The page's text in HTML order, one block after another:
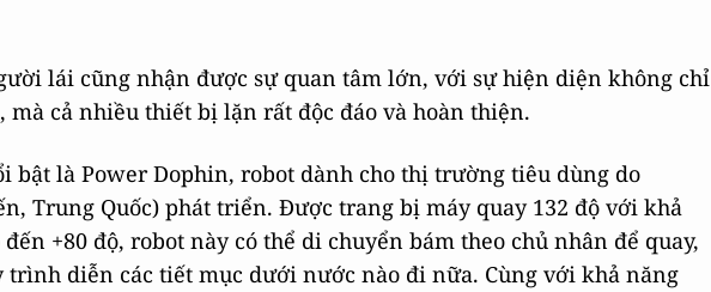
lái cũng nhận được sự quan tâm lớn, với sự hiện diện không chỉ
mà cả nhiều thiết bị lặn rất độc đáo và hoàn thiện.
bật là Power Dophin, robot dành cho thị trường tiêu dùng do
Trung Quốc) phát triển. Được trang bị máy quay 132 độ với khả
+80 độ, robot này có thể di chuyển bám theo chủ nhân để quay,
diễn các tiết mục dưới nước nào đi nữa. Cùng với khả năng